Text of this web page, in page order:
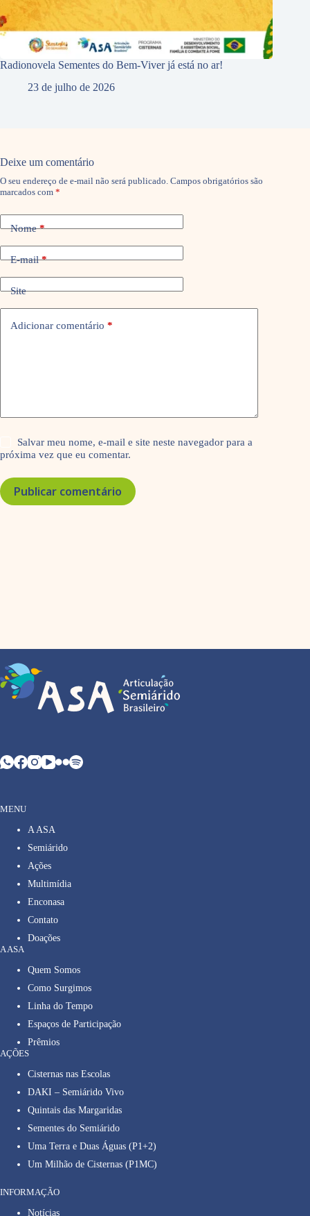
Radionovela Sementes do Bem-Viver já está no ar!
23 de julho de 2026
Deixe um comentário
O seu endereço de e-mail não será publicado. Campos obrigatórios são
marcados com *
Nome*
E-mail*
Site
Adicionar comentário *
Salvar meu nome, e-mail e site neste navegador para a
próxima vez que eu comentar.
Publicar comentário
MENU
A ASA
Semiárido
Ações
Multimídia
Enconasa
Contato
Doações
A ASA
Quem Somos
Como Surgimos
Linha do Tempo
Espaços de Participação
Prêmios
AÇÕES
Cisternas nas Escolas
DAKI – Semiárido Vivo
Quintais das Margaridas
Sementes do Semiárido
Uma Terra e Duas Águas (P1+2)
Um Milhão de Cisternas (P1MC)
INFORMAÇÃO
Notícias